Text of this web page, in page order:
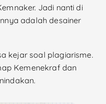
Jadi nanti di
adalah desainer
kejar soal plagiarisme.
Kemenekraf dan